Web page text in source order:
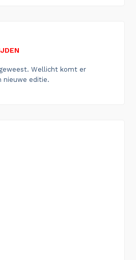
Wellicht komt er
nieuwe editie.